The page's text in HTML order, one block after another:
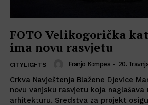
FOTO Velikogorička
ima novu rasvjetu
CITYLIGHTS Franjo Kompes - 20.
Crkva Navještenja Blažene Djevice
novu vanjsku rasvjetu koja naglašava
arhitekturu. Sredstva za projekt osigurao je Grad